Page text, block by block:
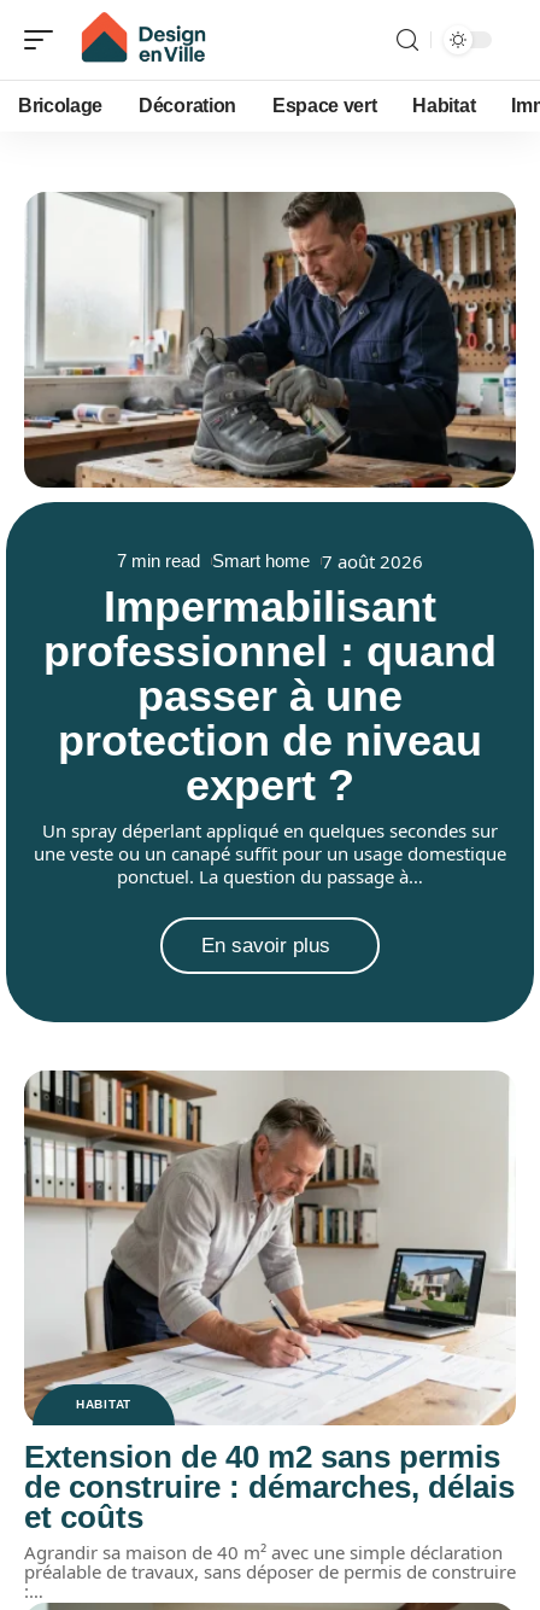
Bricolage Décoration Espace vert Habitat
7 min read Smart home 7 août 2026
Impermabilisant
professionnel : quand
passer à une
protection de niveau
expert ?
Un spray déperlant appliqué en quelques secondes sur
une veste ou un canapé suffit pour un usage domestique
ponctuel. La question du passage à…
En savoir plus
HABITAT
Extension de 40 m2 sans permis
de construire : démarches, délais
et coûts
Agrandir sa maison de 40 m² avec une simple déclaration
préalable de travaux, sans déposer de permis de construire
:…